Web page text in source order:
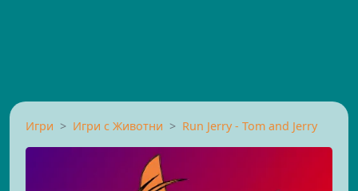
Игри Игри с Животни Run Jerry - Tom and Jerry